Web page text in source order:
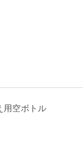
用空ボトル